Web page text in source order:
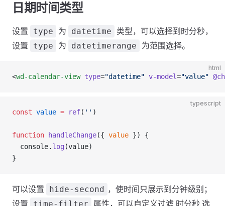
日期时间类型
设置 type 为 datetime
类型，可以选择到时分秒，
设置
type 为 datetimerange 为范围选择。
html
<wd-calendar-view type="datetime" v-model="value"
typescript
const value = ref( '' )
function handleChange({ value }) {
  console.
log (value)
}
可以设置 hide-second ，使时间只展示到分钟级别；
设置
time-filter 属性，可以自定义过滤 时分秒 选